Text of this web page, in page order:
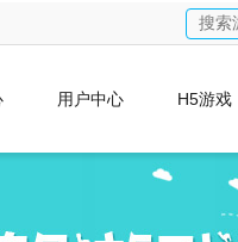
用户中心 H5游戏